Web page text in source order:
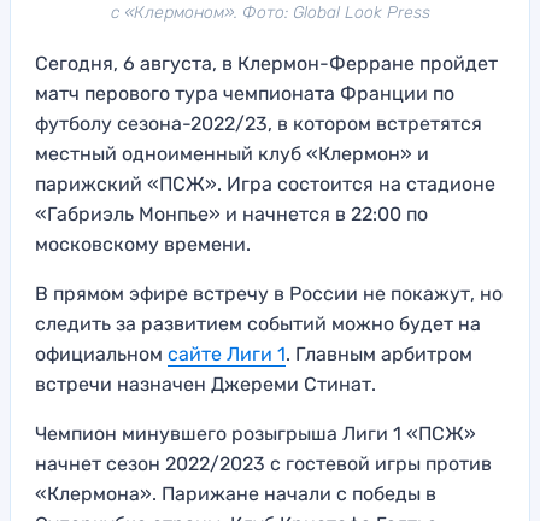
с «Клермоном». Фото: Global Look Press
Сегодня, 6 августа, в Клермон-Ферране пройдет
матч перового тура чемпионата Франции по
футболу сезона-2022/23, в котором встретятся
местный одноименный клуб «Клермон» и
парижский «ПСЖ». Игра состоится на стадионе
«Габриэль Монпье» и начнется в 22:00 по
московскому времени.
В прямом эфире встречу в России не покажут, но
следить за развитием событий можно будет на
официальном сайте Лиги 1. Главным арбитром
встречи назначен Джереми Стинат.
Чемпион минувшего розыгрыша Лиги 1 «ПСЖ»
начнет сезон 2022/2023 с гостевой игры против
«Клермона». Парижане начали с победы в